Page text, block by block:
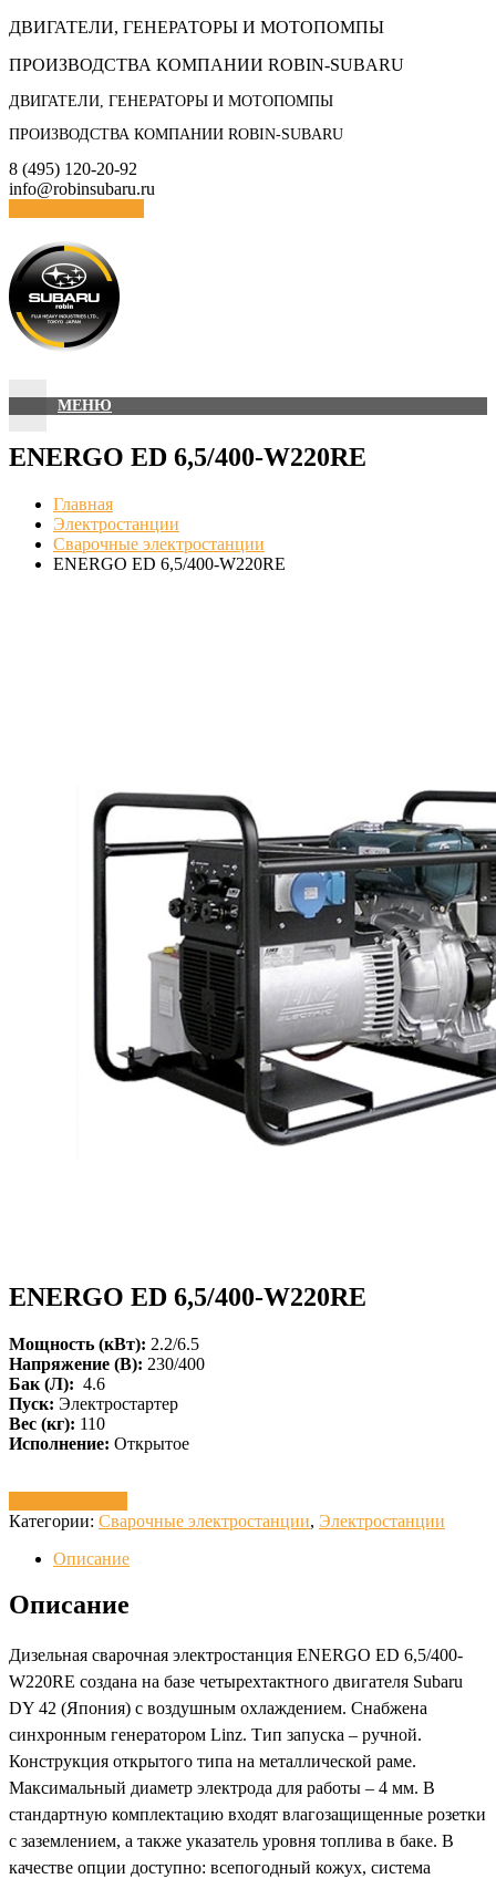
Skip
content
ДВИГАТЕЛИ, ГЕНЕРАТОРЫ И МОТОПОМПЫ
ПРОИЗВОДСТВА КОМПАНИИ ROBIN-SUBARU
ДВИГАТЕЛИ, ГЕНЕРАТОРЫ И МОТОПОМПЫ
ПРОИЗВОДСТВА КОМПАНИИ ROBIN-SUBARU
8 (495) 120-20-92
info@robinsubaru.ru
МЕНЮ
ENERGO ED 6,5/400-W220RE
Главная
Электростанции
Сварочные электростанции
ENERGO ED 6,5/400-W220RE
ENERGO ED 6,5/400-W220RE
Мощность (кВт): 2.2/6.5
Напряжение (В): 230/400
Бак (Л): 4.6
Пуск: Электростартер
Вес (кг): 110
Исполнение: Открытое
Категории: Сварочные электростанции, Электростанции
Описание
Описание
Дизельная сварочная электростанция ENERGO ED 6,5/400-
W220RE создана на базе четырехтактного двигателя Subaru
DY 42 (Япония) с воздушным охлаждением. Снабжена
синхронным генератором Linz. Тип запуска – ручной.
Конструкция открытого типа на металлической раме.
Максимальный диаметр электрода для работы – 4 мм. В
стандартную комплектацию входят влагозащищенные розетки
с заземлением, а также указатель уровня топлива в баке. В
качестве опции доступно: всепогодный кожух, система